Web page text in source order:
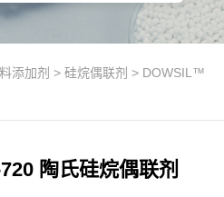
添加剂 > 硅烷偶联剂 > DOWSIL™
陶氏硅烷偶联剂